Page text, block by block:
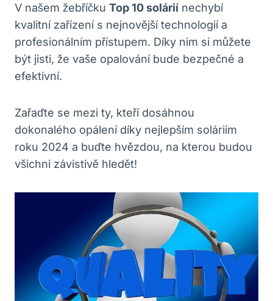
V našem žebříčku Top 10 solárií nechybí
kvalitní zařízení s nejnovější technologií a
profesionálním přístupem. Díky nim si můžete
být jisti, že vaše opalování bude bezpečné a
efektivní.
Zařaďte se mezi ty, kteří dosáhnou
dokonalého opálení díky nejlepším soláriím
roku 2024 a buďte hvězdou, na kterou budou
všichni závistivě hledět!